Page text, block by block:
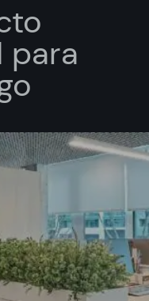
para
noticias, eventos y